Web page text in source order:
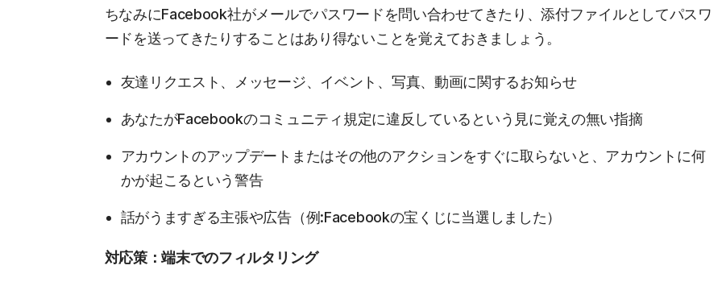
ちなみにFacebook社がメールでパスワードを問い合わせてきたり、添付ファイルとしてパスワ
ードを送ってきたりすることはあり得ないことを覚えておきましょう。
友達リクエスト、メッセージ、イベント、写真、動画に関するお知らせ
あなたがFacebookのコミュニティ規定に違反しているという見に覚えの無い指摘
アカウントのアップデートまたはその他のアクションをすぐに取らないと、アカウントに何
かが起こるという警告
話がうますぎる主張や広告（例:Facebookの宝くじに当選しました）
対応策：端末でのフィルタリング